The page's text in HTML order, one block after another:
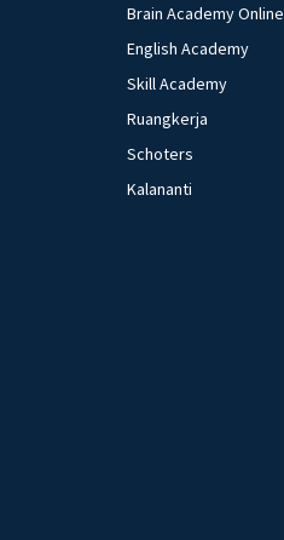
Brain Academy Online
English Academy
Skill Academy
Ruangkerja
Schoters
Kalananti